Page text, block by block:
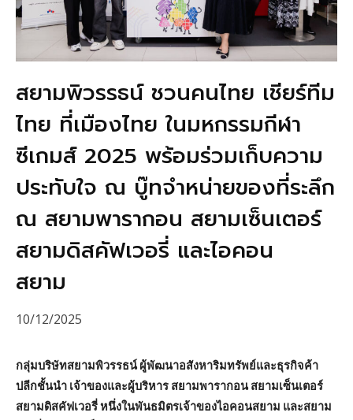
สยามพิวรรธน์ ชวนคนไทย เชียร์ทีม
ไทย ที่เมืองไทย ในมหกรรมกีฬา
ซีเกมส์ 2025 พร้อมร่วมเก็บความ
ประทับใจ ณ บู๊ทจำหน่ายของที่ระลึก
ณ สยามพารากอน สยามเซ็นเตอร์
สยามดิสคัฟเวอรี่ และไอคอน
สยาม
10/12/2025
กลุ่มบริษัทสยามพิวรรธน์ ผู้พัฒนาอสังหาริมทรัพย์และธุรกิจค้า
ปลีกชั้นนำ เจ้าของและผู้บริหาร สยามพารากอน สยามเซ็นเตอร์
สยามดิสคัฟเวอรี่ หนึ่งในพันธมิตรเจ้าของไอคอนสยาม และสยาม